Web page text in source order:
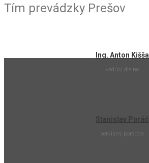
Tím prevádzky Prešov
Ing. Anton Kišša
vedúci dielne
Stanislav Poráč
servisný poradca